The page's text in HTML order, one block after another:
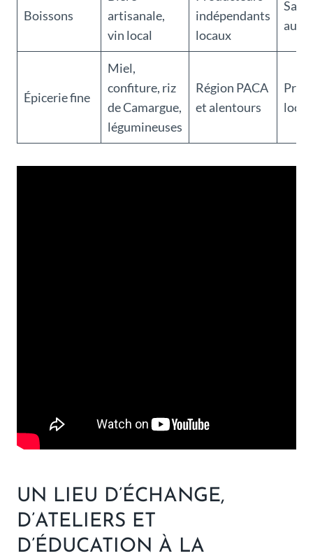
Boissons
artisanale,
vin local
indépendants
locaux
Épicerie fine
Miel,
confiture, riz
de Camargue,
légumineuses
Région PACA
et alentours
UN LIEU D’ÉCHANGE,
D’ATELIERS ET
D’ÉDUCATION À LA